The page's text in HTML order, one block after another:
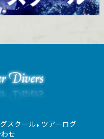
スクール ツアーログ
せ